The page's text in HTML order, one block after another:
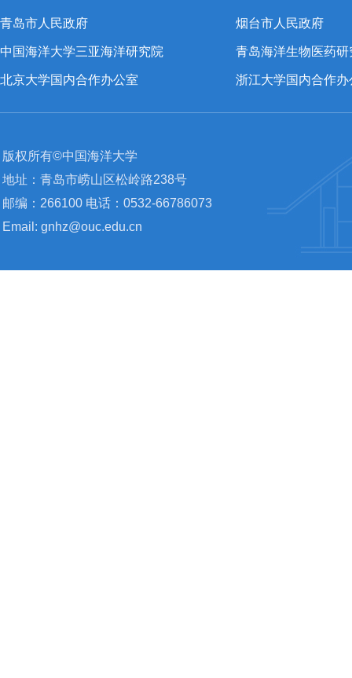
青岛市人民政府 烟台市人民政府
中国海洋大学三亚海洋研究院 青岛海洋生物医药研
北京大学国内合作办公室 浙江大学国内合作办
版权所有©中国海洋大学
地址：青岛市崂山区松岭路238号
邮编：266100 电话：0532-66786073
Email: gnhz@ouc.edu.cn